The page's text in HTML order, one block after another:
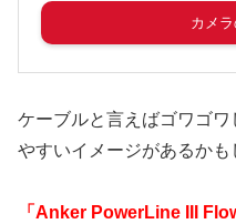
カメ
ケーブルと言えばゴワゴ
やすいイメージがあるかも
「Anker PowerLine III